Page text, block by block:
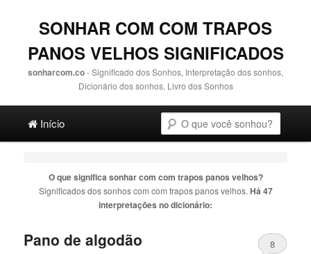
SONHAR COM COM TRAPOS
PANOS VELHOS SIGNIFICADOS
sonharcom.co- Significado dos Sonhos, Interpretação dos sonhos,
Dicionário dos sonhos, Livro dos Sonhos
Ir para o conteúdo principal
Ir para o conteúdo secundário
Início
O que significa sonhar com com trapos panos velhos?
Significados dos sonhos com com trapos panos velhos. Há 47
interpretações no dicionário:
Pano de algodão
8